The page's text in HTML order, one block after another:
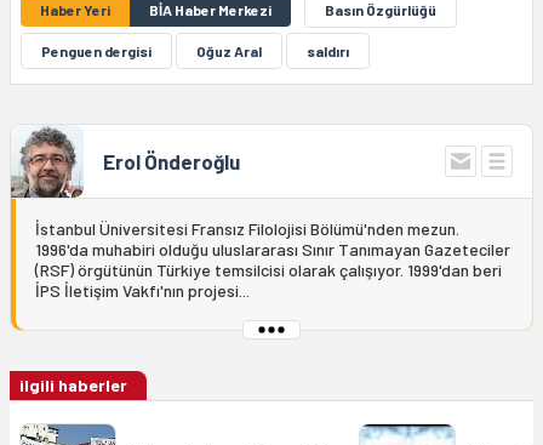
Haber Yeri BİA Haber Merkezi Basın Özgürlüğü
Penguen dergisi Oğuz Aral saldırı
Erol Önderoğlu
İstanbul Üniversitesi Fransız Filolojisi Bölümü'nden mezun.
1996'da muhabiri olduğu uluslararası Sınır Tanımayan Gazeteciler
(RSF) örgütünün Türkiye temsilcisi olarak çalışıyor. 1999'dan beri
İPS İletişim Vakfı'nın projesi...
ilgili haberler